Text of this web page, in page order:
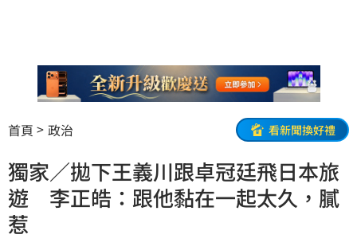
首頁 政治 看新聞換好禮
獨家／拋下王義川跟卓冠廷飛日本旅
遊 李正皓：跟他黏在一起太久，膩
惹